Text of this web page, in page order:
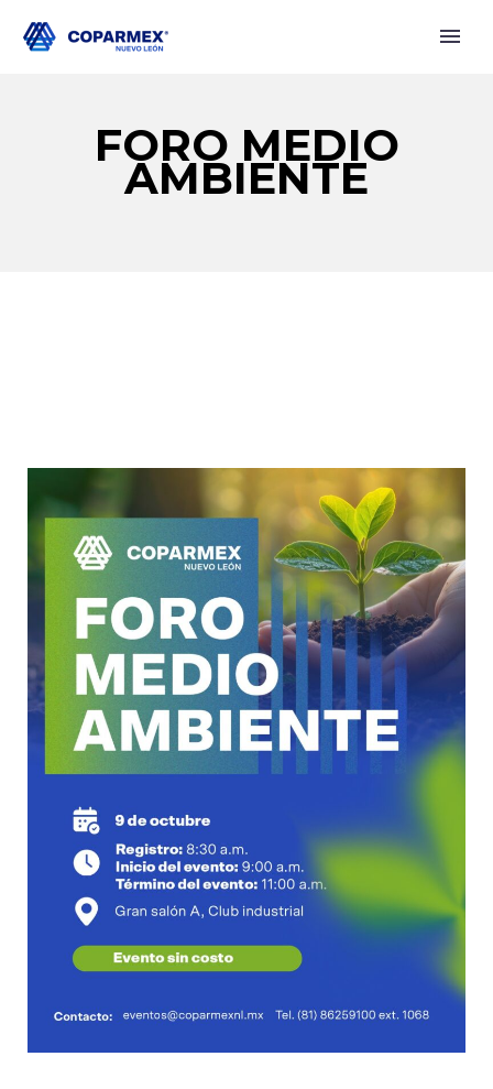
FORO MEDIO
AMBIENTE